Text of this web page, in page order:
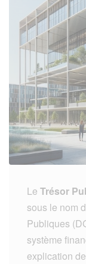
Le Trésor
sous le nom
Publiques
système
explication